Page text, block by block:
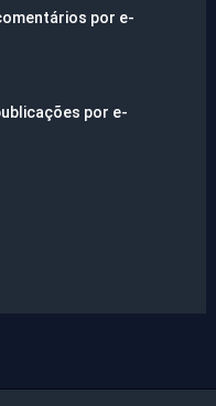
por e-
por e-